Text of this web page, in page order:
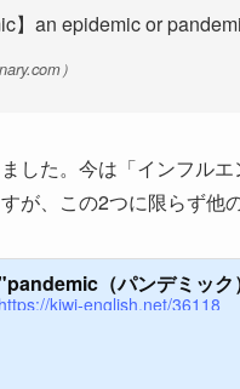
】an epidemic or
）
した。今は「インフル
が、この2つに限らず他
（パンデミッ
https://kiwi-english.net/36118